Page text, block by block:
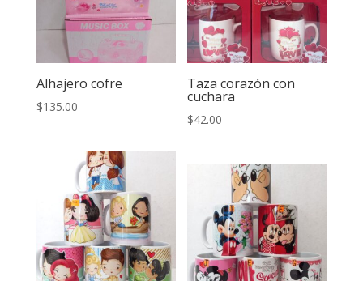
Alhajero cofre
$135.00
Taza corazón con
cuchara
$42.00